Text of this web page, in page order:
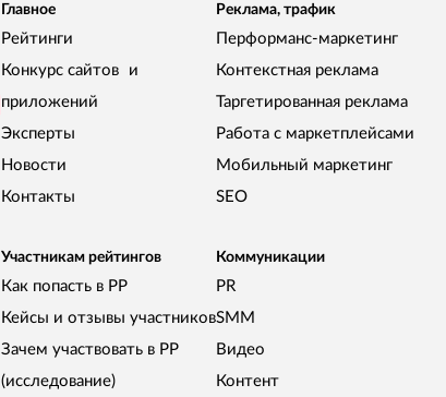
Главное
Рейтинги
Конкурс сайтов и
приложений
Эксперты
Новости
Контакты
Участникам рейтингов
Как попасть в РР
Кейсы и отзывы участников
Зачем участвовать в РР
(исследование)
Реклама, трафик
Перформанс-маркетинг
Контекстная реклама
Таргетированная реклама
Работа с маркетплейсами
Мобильный маркетинг
SEO
Коммуникации
PR
SMM
Видео
Контент